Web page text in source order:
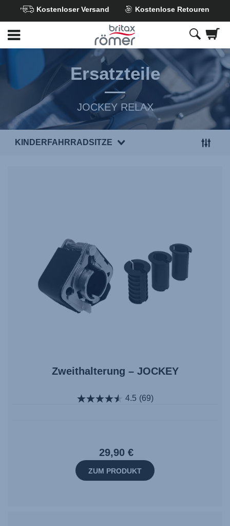
Hauptinhalt
springen
Kostenloser Versand Kostenlose Retouren
Ersatzteile
JOCKEY RELAX
KINDERFAHRRADSITZE
Zweithalterung – JOCKEY
4.5 (69)
29,90 €
ZUM PRODUKT